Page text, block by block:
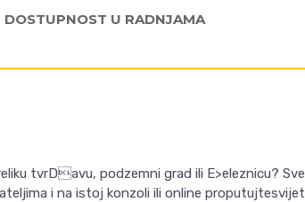
DOSTUPNOST U RADNJAMA
tvrDavu, podzemni grad ili E>eleznicu? Sve
i na istoj konzoli ili online proputujtesvijet